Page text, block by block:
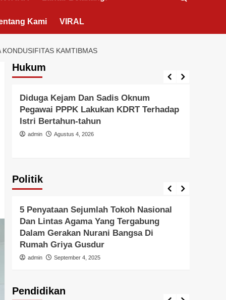
Kami VIRAL
KONDUSIFITAS KAMTIBMAS
Hukum
Berita Polisi
Diduga Kejam Dan Sadis Oknum
Pegawai PPPK Lakukan KDRT Terhadap
Istri Bertahun-tahun
admin Agustus 4, 2026
Politik
Politik
5 Penyataan Sejumlah Tokoh Nasional
Dan Lintas Agama Yang Tergabung
Dalam Gerakan Nurani Bangsa Di
Rumah Griya Gusdur
admin September 4, 2025
Pendidikan
Pendidikan